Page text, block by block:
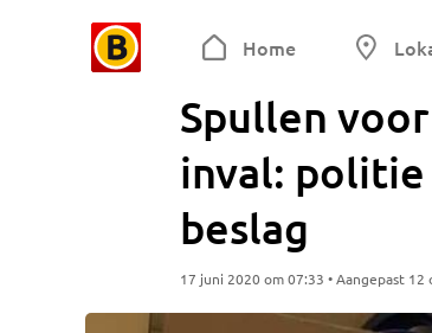
Home
Spullen
inval:
beslag
17 juni 2020 om 07:33 • Aangepast